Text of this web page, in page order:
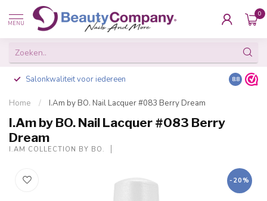
MENU
0
Salonkwaliteit voor iedereen Gratis
8.8
Home / I.Am by BO. Nail Lacquer #083 Berry Dream
I.Am by BO. Nail Lacquer #083 Berry
Dream
I.AM COLLECTION BY BO.
-20%